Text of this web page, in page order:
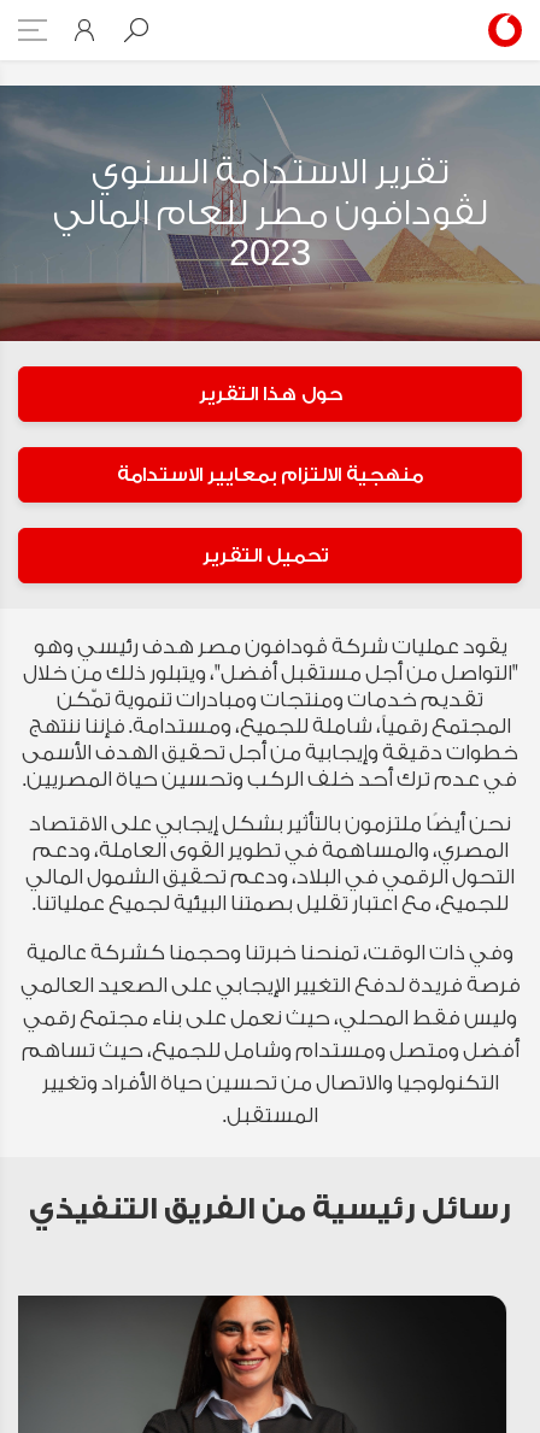
Report 2023
تقرير الاستدامة السنوي
لڤودافون مصر للعام المالي
2023
حول هذا التقرير
منهجية الالتزام بمعايير الاستدامة
تحميل التقرير
يقود عمليات شركة ڤودافون مصر هدف رئيسي وهو
"التواصل من أجل مستقبل أفضل"، ويتبلور ذلك من خلال
تقديم خدمات ومنتجات ومبادرات تنموية تمّكن
المجتمع رقمياً، شاملة للجميع، ومستدامة. فإننا ننتهج
خطوات دقيقة وإيجابية من أجل تحقيق الهدف الأسمى
في عدم ترك أحد خلف الركب وتحسين حياة المصريين.
نحن أيضًا ملتزمون بالتأثير بشكل إيجابي على الاقتصاد
المصري، والمساهمة في تطوير القوى العاملة، ودعم
التحول الرقمي في البلاد، ودعم تحقيق الشمول المالي
للجميع، مع اعتبار تقليل بصمتنا البيئية لجميع عملياتنا.
وفي ذات الوقت، تمنحنا خبرتنا وحجمنا كشركة عالمية
فرصة فريدة لدفع التغيير الإيجابي على الصعيد العالمي
وليس فقط المحلي، حيث نعمل على بناء مجتمع رقمي
أفضل ومتصل ومستدام وشامل للجميع، حيث تساهم
التكنولوجيا والاتصال من تحسين حياة الأفراد وتغيير
المستقبل.
رسائل رئيسية من الفريق التنفيذي